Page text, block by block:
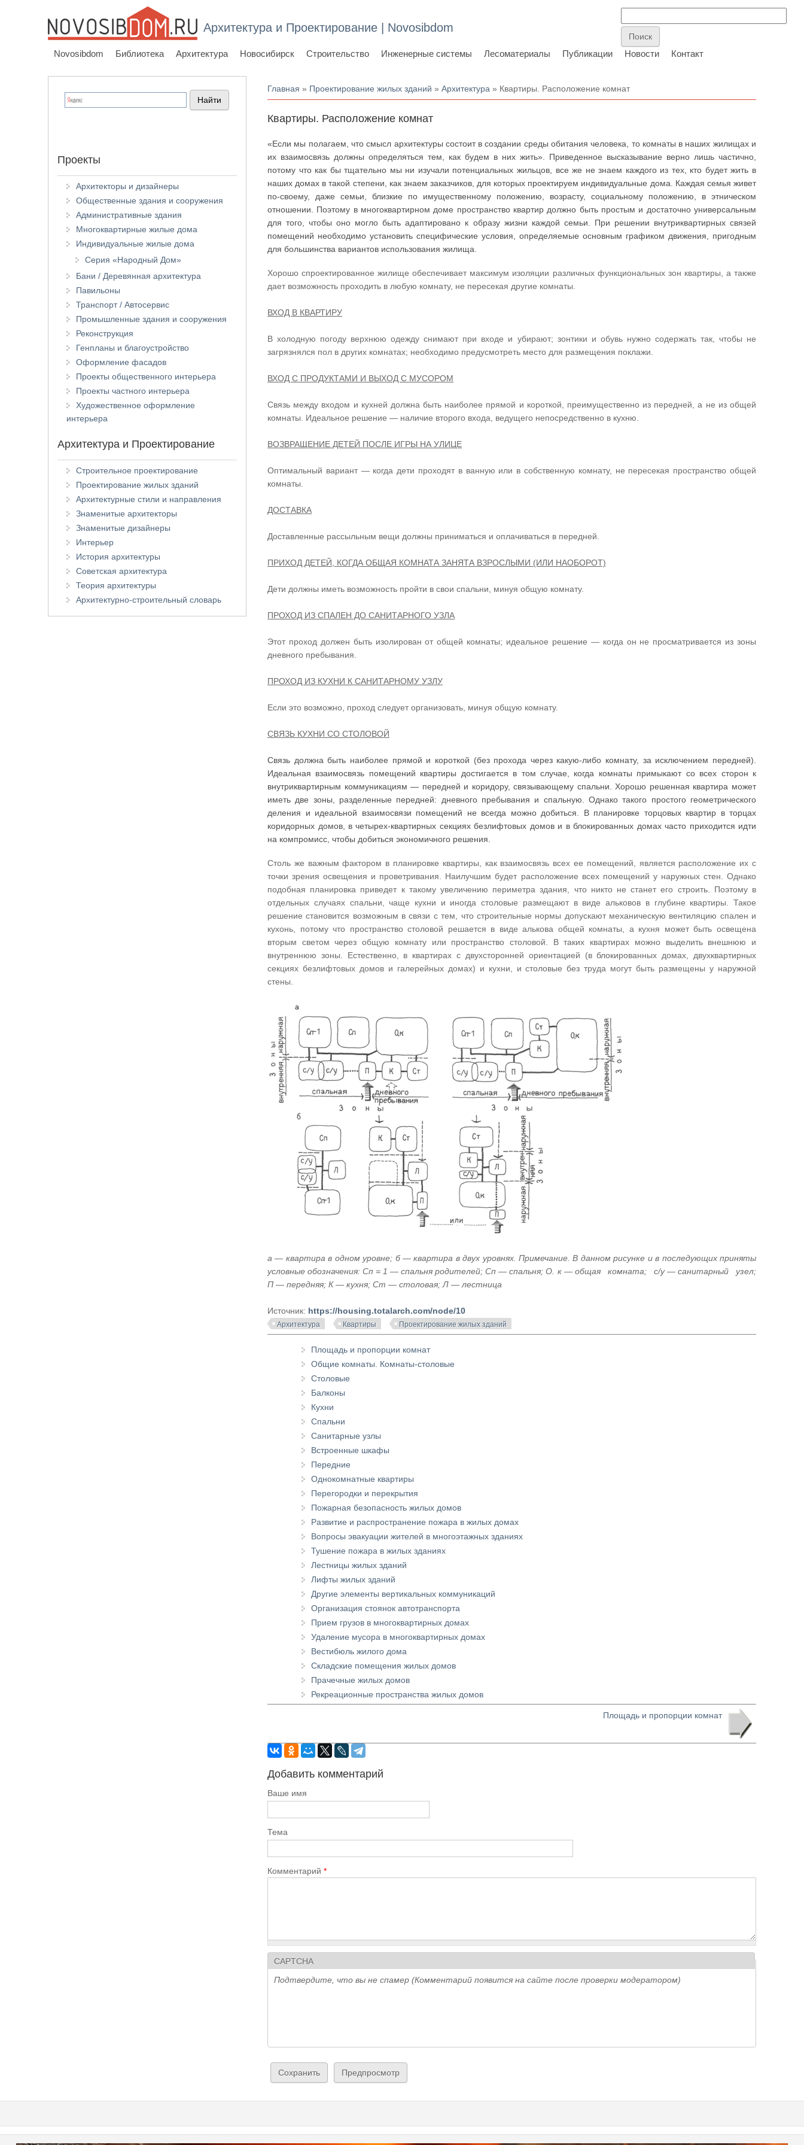
Архитектура и Проектирование | Novosibdom
Novosibdom Библиотека Архитектура Новосибирск Строительство Инженерные системы Лесоматериалы Публикации Новости Контакт
Вы здесь
Главная » Проектирование жилых зданий »Архитектура » Квартиры. Расположение комнат
Квартиры. Расположение комнат
«Если мы полагаем, что смысл архитектуры состоит в создании среды обитания человека, то комнаты в наших жилищах и
их взаимосвязь должны определяться тем, как будем в них жить». Приведенное высказывание верно лишь частично,
потому что как бы тщательно мы ни изучали потенциальных жильцов, все же не знаем каждого из тех, кто будет жить в
наших домах в такой степени, как знаем заказчиков, для которых проектируем индивидуальные дома. Каждая семья живет
по-своему, даже семьи, близкие по имущественному положению, возрасту, социальному положению, в этническом
отношении. Поэтому в многоквартирном доме пространство квартир должно быть простым и достаточно универсальным
для того, чтобы оно могло быть адаптировано к образу жизни каждой семьи. При решении внутриквартирных связей
помещений необходимо установить специфические условия, определяемые основным графиком движения, пригодным
для большинства вариантов использования жилища.
Хорошо спроектированное жилище обеспечивает максимум изоляции различных функциональных зон квартиры, а также
дает возможность проходить в любую комнату, не пересекая другие комнаты.
ВХОД В КВАРТИРУ
В холодную погоду верхнюю одежду снимают при входе и убирают; зонтики и обувь нужно содержать так, чтобы не
загрязнялся пол в других комнатах; необходимо предусмотреть место для размещения поклажи.
ВХОД С ПРОДУКТАМИ И ВЫХОД С МУСОРОМ
Связь между входом и кухней должна быть наиболее прямой и короткой, преимущественно из передней, а не из общей
комнаты. Идеальное решение — наличие второго входа, ведущего непосредственно в кухню.
ВОЗВРАЩЕНИЕ ДЕТЕЙ ПОСЛЕ ИГРЫ НА УЛИЦЕ
Оптимальный вариант — когда дети проходят в ванную или в собственную комнату, не пересекая пространство общей
комнаты.
ДОСТАВКА
Доставленные рассыльным вещи должны приниматься и оплачиваться в передней.
ПРИХОД ДЕТЕЙ, КОГДА ОБЩАЯ КОМНАТА ЗАНЯТА ВЗРОСЛЫМИ (ИЛИ НАОБОРОТ)
Дети должны иметь возможность пройти в свои спальни, минуя общую комнату.
ПРОХОД ИЗ СПАЛЕН ДО САНИТАРНОГО УЗЛА
Этот проход должен быть изолирован от общей комнаты; идеальное решение — когда он не просматривается из зоны
дневного пребывания.
ПРОХОД ИЗ КУХНИ К САНИТАРНОМУ УЗЛУ
Если это возможно, проход следует организовать, минуя общую комнату.
СВЯЗЬ КУХНИ СО СТОЛОВОЙ
Связь должна быть наиболее прямой и короткой (без прохода через какую-либо комнату, за исключением передней).
Идеальная взаимосвязь помещений квартиры достигается в том случае, когда комнаты примыкают со всех сторон к
внутриквартирным коммуникациям — передней и коридору, связывающему спальни. Хорошо решенная квартира может
иметь две зоны, разделенные передней: дневного пребывания и спальную. Однако такого простого геометрического
деления и идеальной взаимосвязи помещений не всегда можно добиться. В планировке торцовых квартир в торцах
коридорных домов, в четырех-квартирных секциях безлифтовых домов и в блокированных домах часто приходится идти
на компромисс, чтобы добиться экономичного решения.
Столь же важным фактором в планировке квартиры, как взаимосвязь всех ее помещений, является расположение их с
точки зрения освещения и проветривания. Наилучшим будет расположение всех помещений у наружных стен. Однако
подобная планировка приведет к такому увеличению периметра здания, что никто не станет его строить. Поэтому в
отдельных случаях спальни, чаще кухни и иногда столовые размещают в виде альковов в глубине квартиры. Такое
решение становится возможным в связи с тем, что строительные нормы допускают механическую вентиляцию спален и
кухонь, потому что пространство столовой решается в виде алькова общей комнаты, а кухня может быть освещена
вторым светом через общую комнату или пространство столовой. В таких квартирах можно выделить внешнюю и
внутреннюю зоны. Естественно, в квартирах с двухсторонней ориентацией (в блокированных домах, двухквартирных
секциях безлифтовых домов и галерейных домах) и кухни, и столовые без труда могут быть размещены у наружной
стены.
а — квартира в одном уровне; б — квартира в двух уровнях. Примечание. В данном рисунке и в последующих приняты
условные обозначения: Сп = 1 — спальня родителей; Сп — спальня; О. к — общая комната; с/у — санитарный узел;
П — передняя; К — кухня; Ст — столовая; Л — лестница
Источник: https://housing.totalarch.com/node/10
Архитектура Квартиры Проектирование жилых зданий
Площадь и пропорции комнат
Общие комнаты. Комнаты-столовые
Столовые
Балконы
Кухни
Спальни
Санитарные узлы
Встроенные шкафы
Передние
Однокомнатные квартиры
Перегородки и перекрытия
Пожарная безопасность жилых домов
Развитие и распространение пожара в жилых домах
Вопросы эвакуации жителей в многоэтажных зданиях
Тушение пожара в жилых зданиях
Лестницы жилых зданий
Лифты жилых зданий
Другие элементы вертикальных коммуникаций
Организация стоянок автотранспорта
Прием грузов в многоквартирных домах
Удаление мусора в многоквартирных домах
Вестибюль жилого дома
Складские помещения жилых домов
Прачечные жилых домов
Рекреационные пространства жилых домов
Площадь и пропорции комнат
Добавить комментарий
Ваше имя
Тема
Комментарий*
CAPTCHA
Подтвердите, что вы не спамер (Комментарий появится на сайте после проверки модератором)
Проекты
Архитекторы и дизайнеры
Общественные здания и сооружения
Административные здания
Многоквартирные жилые дома
Индивидуальные жилые дома
Серия «Народный Дом»
Бани / Деревянная архитектура
Павильоны
Транспорт / Автосервис
Промышленные здания и сооружения
Реконструкция
Генпланы и благоустройство
Оформление фасадов
Проекты общественного интерьера
Проекты частного интерьера
Художественное оформление
интерьера
Архитектура и Проектирование
Строительное проектирование
Проектирование жилых зданий
Архитектурные стили и направления
Знаменитые архитекторы
Знаменитые дизайнеры
Интерьер
История архитектуры
Советская архитектура
Теория архитектуры
Архитектурно-строительный словарь